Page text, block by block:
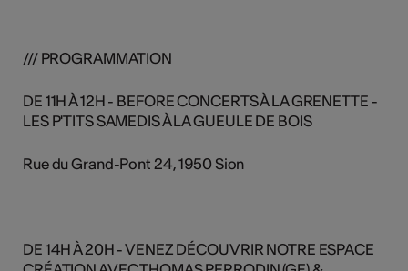
/// PROGRAMMATION
DE 11H À 12H - BEFORE CONCERTS À LA GRENETTE -
LES P'TITS SAMEDIS À LA GUEULE DE BOIS
Rue du Grand-Pont 24, 1950 Sion
DE 14H À 20H - VENEZ DÉCOUVRIR NOTRE ESPACE